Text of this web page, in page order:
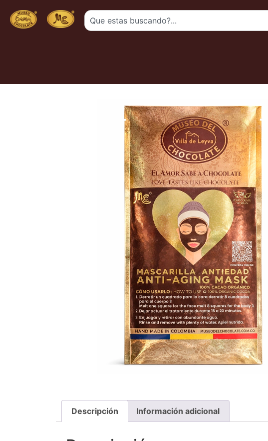
Descripción Información adicional